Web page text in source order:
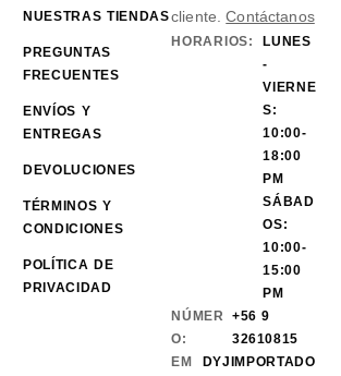
NUESTRAS TIENDAS
PREGUNTAS
FRECUENTES
ENVÍOS Y
ENTREGAS
DEVOLUCIONES
TÉRMINOS Y
CONDICIONES
POLÍTICA DE
PRIVACIDAD
cliente.Contáctanos
HORARIOS:
LUNES
-
VIERNE
S:
10:00-
18:00
PM
SÁBAD
OS:
10:00-
15:00
PM
NÚMER
O:
+56 9
32610815
EM
DYJIMPORTADO